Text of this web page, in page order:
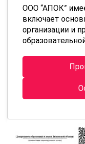
ООО “АПОК”
включает
организации и